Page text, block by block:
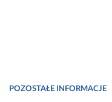
POZOSTAŁE INFORMACJE